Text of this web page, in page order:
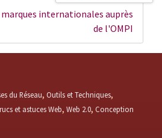
marques internationales auprès
de l'OMPI
du Réseau Outils et Techniques
et astuces Web Web 2.0 Conception